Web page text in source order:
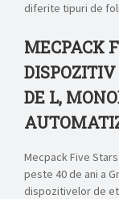
diferite tipuri de
MECPACK
DE L,
Mecpack Five
peste 40 de ani a
dispozitivelor de